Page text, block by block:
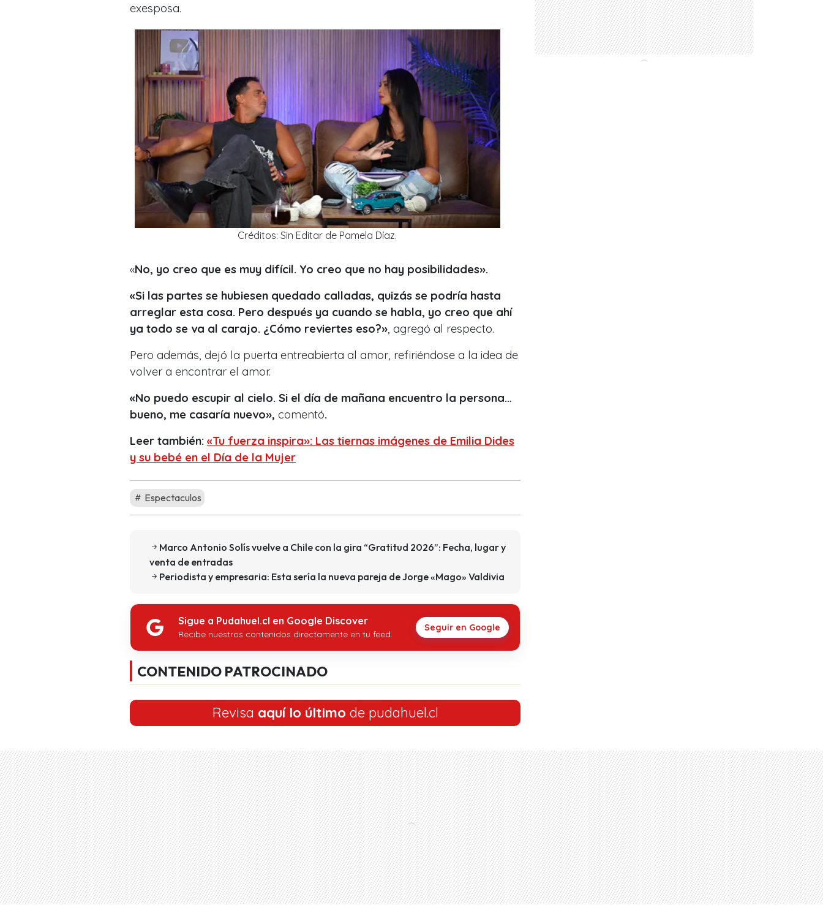
exesposa.
Créditos: Sin Editar de Pamela Díaz.
«No, yo creo que es muy difícil. Yo creo que no hay posibilidades».
«Si las partes se hubiesen quedado calladas, quizás se podría hasta
arreglar esta cosa. Pero después ya cuando se habla, yo creo que ahí
ya todo se va al carajo. ¿Cómo reviertes eso?», agregó al respecto.
Pero además, dejó la puerta entreabierta al amor, refiriéndose a la idea de
volver a encontrar el amor.
«No puedo escupir al cielo. Si el día de mañana encuentro la persona…
bueno, me casaría nuevo», comentó.
Leer también: «Tu fuerza inspira»: Las tiernas imágenes de Emilia Dides
y su bebé en el Día de la Mujer
Espectaculos
Marco Antonio Solís vuelve a Chile con la gira “Gratitud 2026”: Fecha, lugar y
venta de entradas
Periodista y empresaria: Esta sería la nueva pareja de Jorge «Mago» Valdivia
Sigue a Pudahuel.cl en Google Discover
Recibe nuestros contenidos directamente en tu feed.
Seguir en Google
CONTENIDO PATROCINADO
Revisa aquí lo último de pudahuel.cl